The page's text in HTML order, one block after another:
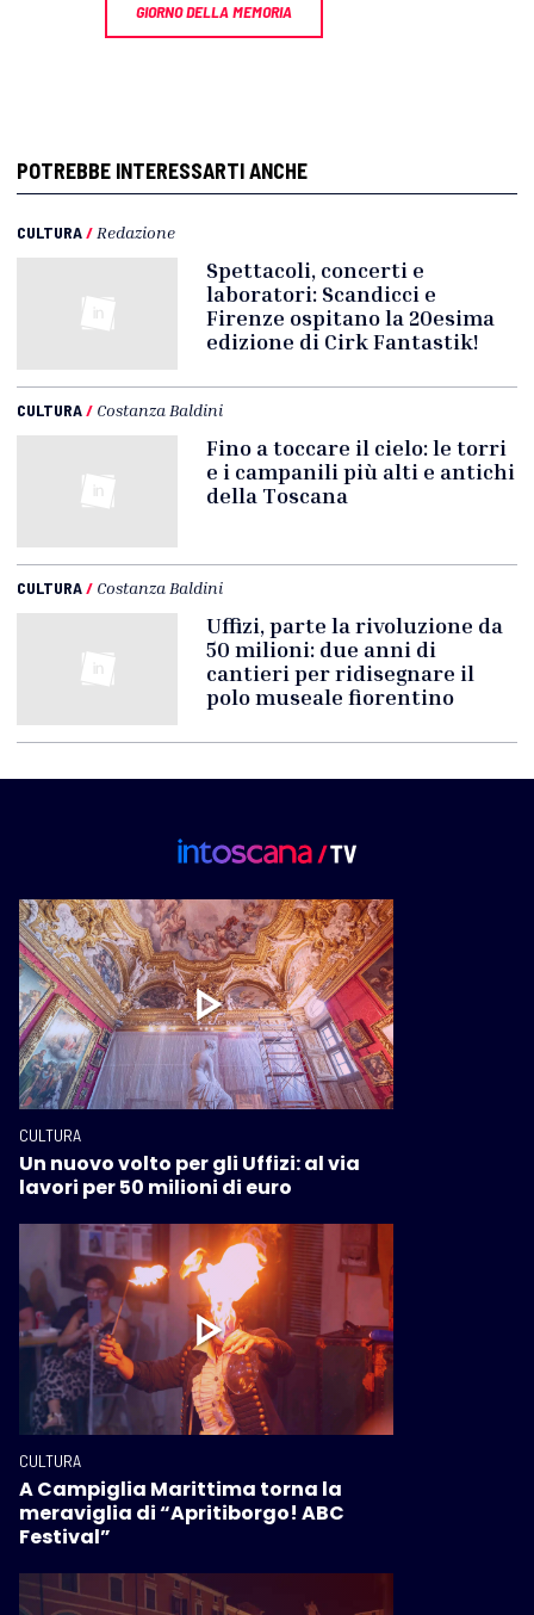
GIORNO DELLA MEMORIA
POTREBBE INTERESSARTI ANCHE
CULTURA/ Redazione
Spettacoli, concerti e
laboratori: Scandicci e
Firenze ospitano la 20esima
edizione di Cirk Fantastik!
CULTURA/ Costanza Baldini
Fino a toccare il cielo: le torri
e i campanili più alti e antichi
della Toscana
CULTURA/ Costanza Baldini
Uffizi, parte la rivoluzione da
50 milioni: due anni di
cantieri per ridisegnare il
polo museale fiorentino
CULTURA
Un nuovo volto per gli Uffizi: al via
lavori per 50 milioni di euro
CULTURA
A Campiglia Marittima torna la
meraviglia di “Apritiborgo! ABC
Festival”